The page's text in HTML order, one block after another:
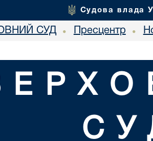
Судова влада
СУД • Пресцентр •